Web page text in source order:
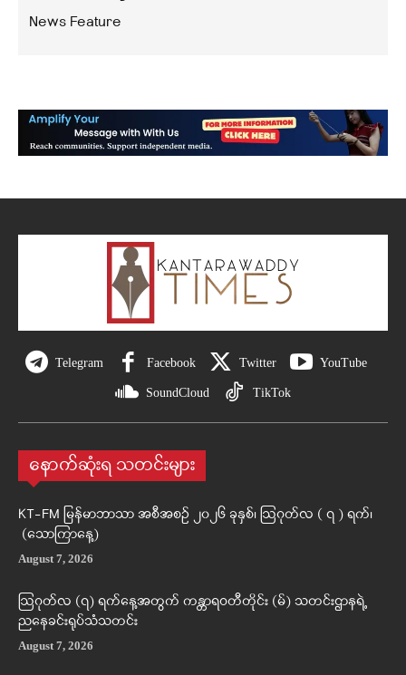
News Feature
Telegram Facebook Twitter YouTube
SoundCloud TikTok
နောက်ဆုံးရ သတင်းများ
KT-FM မြန်မာဘာသာ အစီအစဉ် ၂၀၂၆ ခုနှစ်၊ ဩဂုတ်လ ( ၇ ) ရက်၊
(သောကြာနေ့)
August 7, 2026
ဩဂုတ်လ (၇) ရက်နေ့အတွက် ကန္တာရဝတီတိုင်း (မ်) သတင်းဌာနရဲ့
ညနေခင်းရုပ်သံသတင်း
August 7, 2026